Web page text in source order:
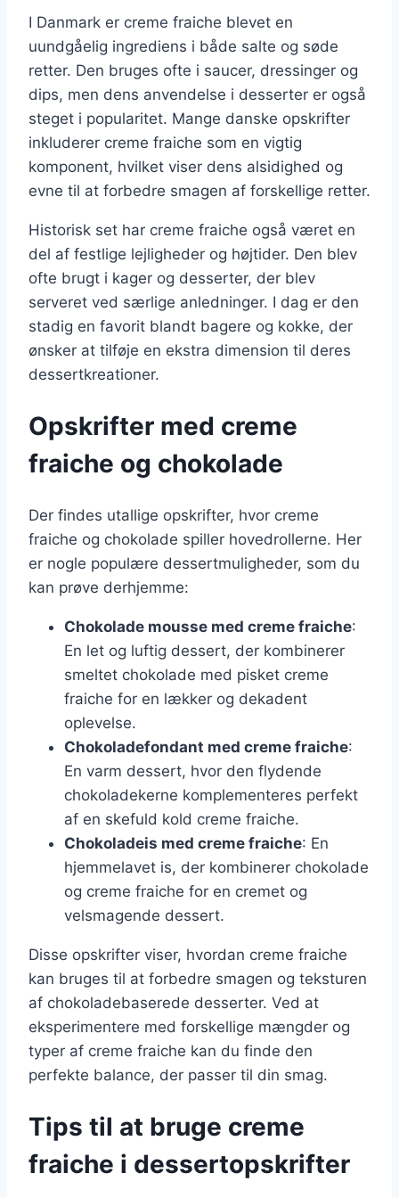
I Danmark er creme fraiche blevet en
uundgåelig ingrediens i både salte og søde
retter. Den bruges ofte i saucer, dressinger og
dips, men dens anvendelse i desserter er også
steget i popularitet. Mange danske opskrifter
inkluderer creme fraiche som en vigtig
komponent, hvilket viser dens alsidighed og
evne til at forbedre smagen af forskellige retter.
Historisk set har creme fraiche også været en
del af festlige lejligheder og højtider. Den blev
ofte brugt i kager og desserter, der blev
serveret ved særlige anledninger. I dag er den
stadig en favorit blandt bagere og kokke, der
ønsker at tilføje en ekstra dimension til deres
dessertkreationer.
Opskrifter med creme
fraiche og chokolade
Der findes utallige opskrifter, hvor creme
fraiche og chokolade spiller hovedrollerne. Her
er nogle populære dessertmuligheder, som du
kan prøve derhjemme:
Chokolade mousse med creme fraiche:
En let og luftig dessert, der kombinerer
smeltet chokolade med pisket creme
fraiche for en lækker og dekadent
oplevelse.
Chokoladefondant med creme fraiche:
En varm dessert, hvor den flydende
chokoladekerne komplementeres perfekt
af en skefuld kold creme fraiche.
Chokoladeis med creme fraiche: En
hjemmelavet is, der kombinerer chokolade
og creme fraiche for en cremet og
velsmagende dessert.
Disse opskrifter viser, hvordan creme fraiche
kan bruges til at forbedre smagen og teksturen
af chokoladebaserede desserter. Ved at
eksperimentere med forskellige mængder og
typer af creme fraiche kan du finde den
perfekte balance, der passer til din smag.
Tips til at bruge creme
fraiche i dessertopskrifter